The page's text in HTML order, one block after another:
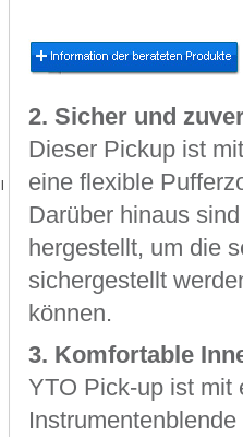
2. Sicher und
Dieser Pickup ist
eine flexible
Darüber hinaus
hergestellt, um die
sichergestellt
können.
3. Komfortable
YTO Pick-up ist mit